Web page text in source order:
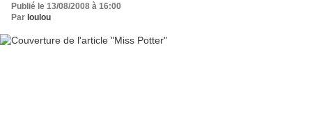
Publié le 13/08/2008 à 16:00
Par loulou